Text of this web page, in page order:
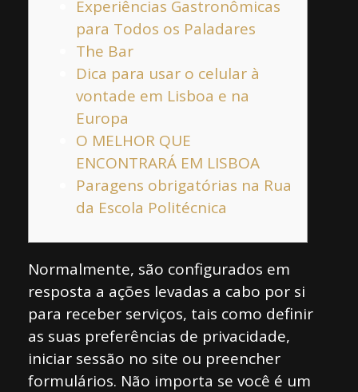
Experiências Gastronômicas
para Todos os Paladares
The Bar
Dica para usar o celular à
vontade em Lisboa e na
Europa
O MELHOR QUE
ENCONTRARÁ EM LISBOA
Paragens obrigatórias na Rua
da Escola Politécnica
Normalmente, são configurados em
resposta a ações levadas a cabo por si
para receber serviços, tais como definir
as suas preferências de privacidade,
iniciar sessão no site ou preencher
formulários. Não importa se você é um